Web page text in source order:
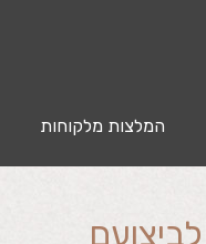
המלצות מלקוחות